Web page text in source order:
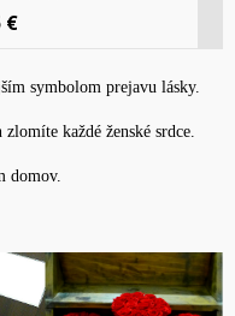
€
symbolom prejavu lásky.
každé ženské srdce.
domov.